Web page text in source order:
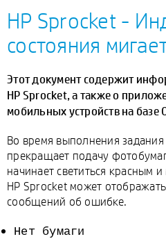
HP Sprocket -
состояния
Этот документ содержит
HP Sprocket, а также о
мобильных устройств на базе
Во время выполнения
прекращает подачу
начинает светиться красным
HP Sprocket может
сообщений об ошибке.
Нет бумаги